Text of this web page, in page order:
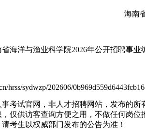
海南省
洋与渔业科学院2026年公开招聘事业
hrss/sydwzp/202606/
考试官网，非人才招聘网站，发布的所
仅供访客查询方便之用，不做任何岗位
考生以权威部门发布的公告为准！